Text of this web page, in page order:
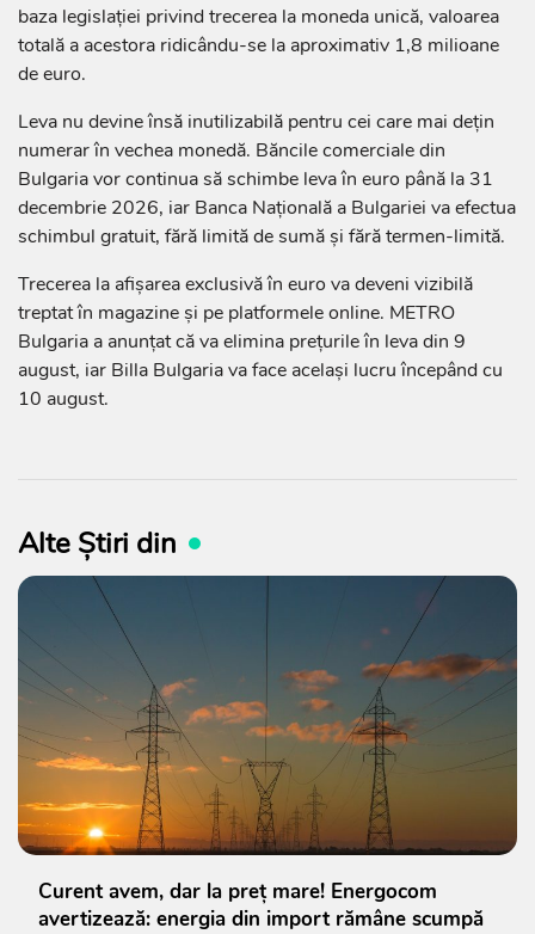
baza legislației privind trecerea la moneda unică, valoarea
totală a acestora ridicându-se la aproximativ 1,8 milioane
de euro.
Leva nu devine însă inutilizabilă pentru cei care mai dețin
numerar în vechea monedă. Băncile comerciale din
Bulgaria vor continua să schimbe leva în euro până la 31
decembrie 2026, iar Banca Națională a Bulgariei va efectua
schimbul gratuit, fără limită de sumă și fără termen-limită.
Trecerea la afișarea exclusivă în euro va deveni vizibilă
treptat în magazine și pe platformele online. METRO
Bulgaria a anunțat că va elimina prețurile în leva din 9
august, iar Billa Bulgaria va face același lucru începând cu
10 august.
Alte Știri din
Curent avem, dar la preț mare! Energocom
avertizează: energia din import rămâne scumpă